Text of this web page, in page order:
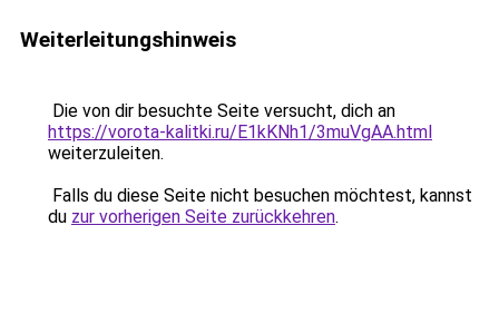
Weiterleitungshinweis
Die von dir besuchte Seite versucht, dich an
https://vorota-kalitki.ru/E1kKNh1/3muVgAA.html
weiterzuleiten.
Falls du diese Seite nicht besuchen möchtest, kannst
du zur vorherigen Seite zurückkehren.